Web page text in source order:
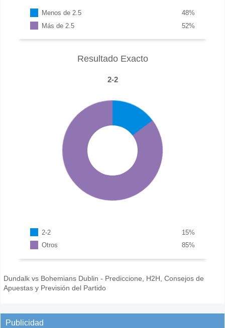
Menos de 2.5 %
48
Más de 2.5
%
52
Resultado Exacto
2-2
2-2 %
15
Otros
%
85
Dundalk vs Bohemians Dublin - Prediccione, H2H, Consejos de
Apuestas y Previsión del Partido
Publicidad